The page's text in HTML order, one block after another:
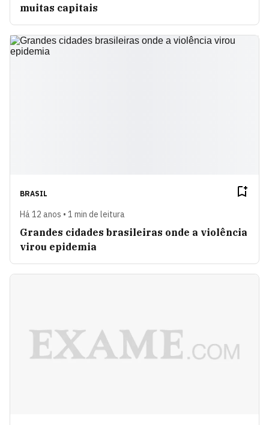
muitas capitais
BRASIL
Há 12 anos • 1 min de leitura
Grandes cidades brasileiras onde a violência
virou epidemia